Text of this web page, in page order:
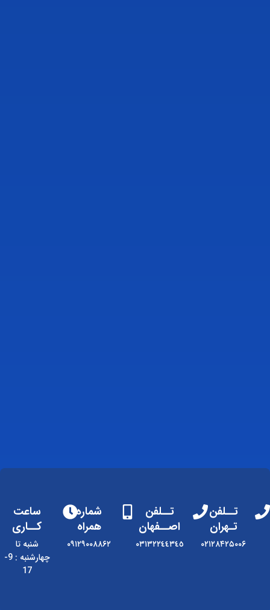
تــلفن
تـهران
۰۲۱۲۸۴۲۵۰۰۶
تــلفن
اصــفهان
٠٣١٣٢٢٤٤٣٤٥
شماره
همراه
۰۹۱۲۹۰۰۸۸۶۲
ساعت
کــاری
شنبه تا
چهارشنبه : 9-
17